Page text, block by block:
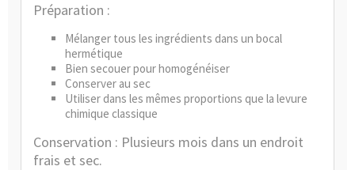
Préparation :
Mélanger tous les ingrédients dans un bocal
hermétique
Bien secouer pour homogénéiser
Conserver au sec
Utiliser dans les mêmes proportions que la levure
chimique classique
Conservation : Plusieurs mois dans un endroit
frais et sec.